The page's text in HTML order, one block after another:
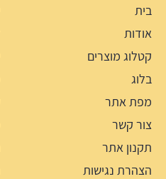
בית
אודות
קטלוג מוצרים
בלוג
מפת אתר
צור קשר
תקנון אתר
הצהרת נגישות